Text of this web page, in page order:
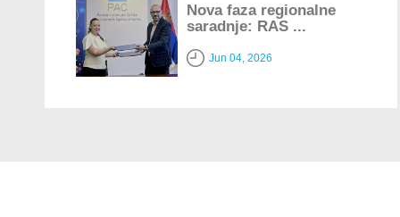
Nova faza regionalne
saradnje: RAS ...
Jun 04, 2026